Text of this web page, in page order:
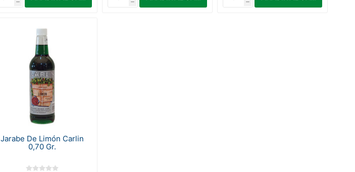
h h h
Jarabe De Limón Carlin
0,70 Gr.